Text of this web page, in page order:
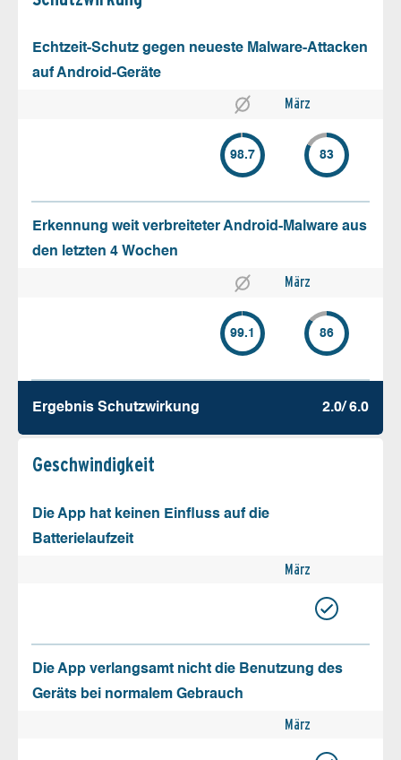
Echtzeit-Schutz gegen neueste Malware-Attacken
auf Android-Geräte
März
98.7 83
Erkennung weit verbreiteter Android-Malware aus
den letzten 4 Wochen
März
99.1 86
Ergebnis Schutz­wirkung 2.0/ 6.0
Geschw­indigkeit
Die App hat keinen Einfluss auf die
Batterielaufzeit
März
Die App verlangsamt nicht die Benutzung des
Geräts bei normalem Gebrauch
März